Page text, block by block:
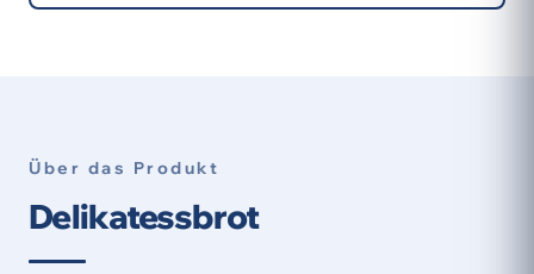
Über das Produkt
Delikatessbrot